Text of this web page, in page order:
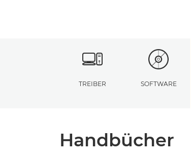
TREIBER SOFTWARE
Handbücher